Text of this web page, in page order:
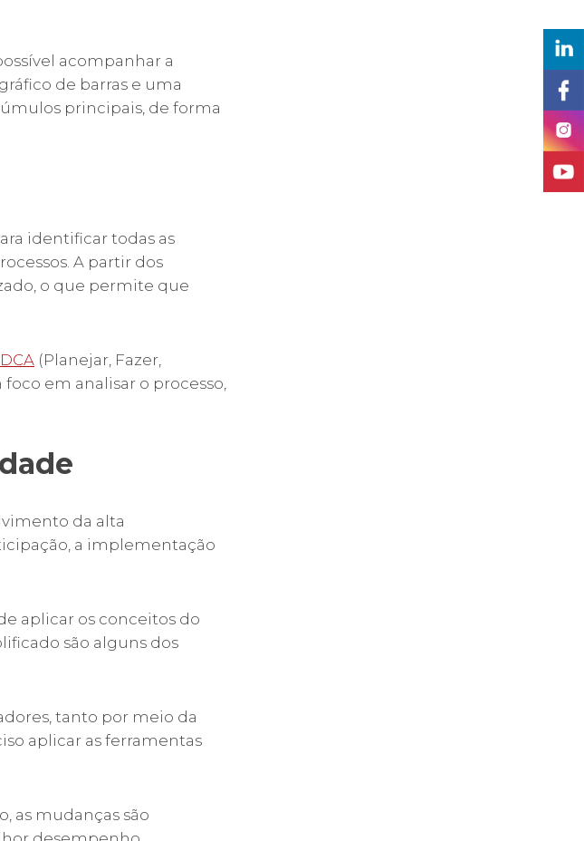
acompanhar a
de barras e uma
principais, de forma
identificar todas as
A partir dos
o que permite que
(Planejar, Fazer,
em analisar o processo,
da alta
a implementação
aplicar os conceitos do
são alguns dos
tanto por meio da
aplicar as ferramentas
as mudanças são